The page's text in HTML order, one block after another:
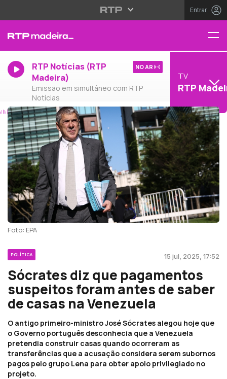
Entrar
RTP Notícias (RTP
Madeira)
Emissão em simultâneo com RTP
Notícias
NO AR
TV
RTP
Foto: EPA
POLÍTICA 15 jul, 2025, 17:52
Sócrates diz que pagamentos
suspeitos foram antes de saber
de casas na Venezuela
O antigo primeiro-ministro José Sócrates alegou hoje que
o Governo português desconhecia que a Venezuela
pretendia construir casas quando ocorreram as
transferências que a acusação considera serem subornos
pagos pelo grupo Lena para obter apoio privilegiado no
projeto.